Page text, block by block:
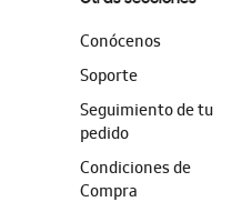
Conócenos
Soporte
Seguimiento de tu
pedido
Condiciones de
Compra